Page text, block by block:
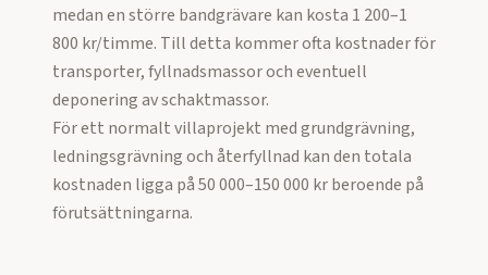
medan en större bandgrävare kan kosta 1 200–1
800 kr/timme. Till detta kommer ofta kostnader för
transporter, fyllnadsmassor och eventuell
deponering av schaktmassor.
För ett normalt villaprojekt med grundgrävning,
ledningsgrävning och återfyllnad kan den totala
kostnaden ligga på 50 000–150 000 kr beroende på
förutsättningarna.